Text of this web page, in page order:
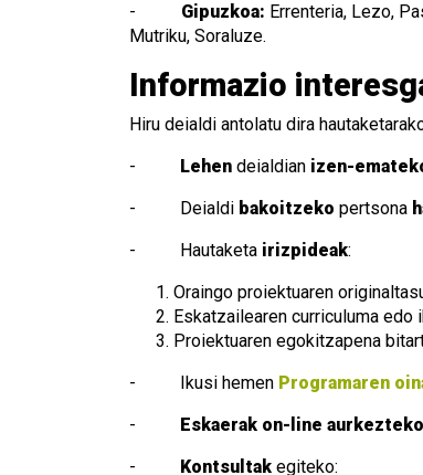
- Gipuzkoa: Errenteria, Lezo,
Mutriku, Soraluze.
Informazio
Hiru deialdi antolatu dira
- Lehen deialdian izen-
- Deialdi bakoitzeko pertsona
- Hautaketa irizpideak:
Oraingo proiektuaren
Eskatzailearen curriculuma edo
Proiektuaren egokitzapena
- Ikusi hemen Programaren
- Eskaerak on-line aurkezteko
- Kontsultak egiteko: